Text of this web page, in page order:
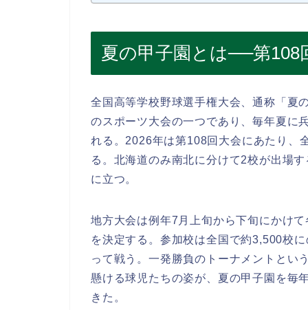
夏の甲子園とは──第108
全国高等学校野球選手権大会、通称「夏
のスポーツ大会の一つであり、毎年夏に
れる。2026年は第108回大会にあたり、
る。北海道のみ南北に分けて2校が出場
に立つ。
地方大会は例年7月上旬から下旬にかけ
を決定する。参加校は全国で約3,500校
って戦う。一発勝負のトーナメントとい
懸ける球児たちの姿が、夏の甲子園を毎
きた。